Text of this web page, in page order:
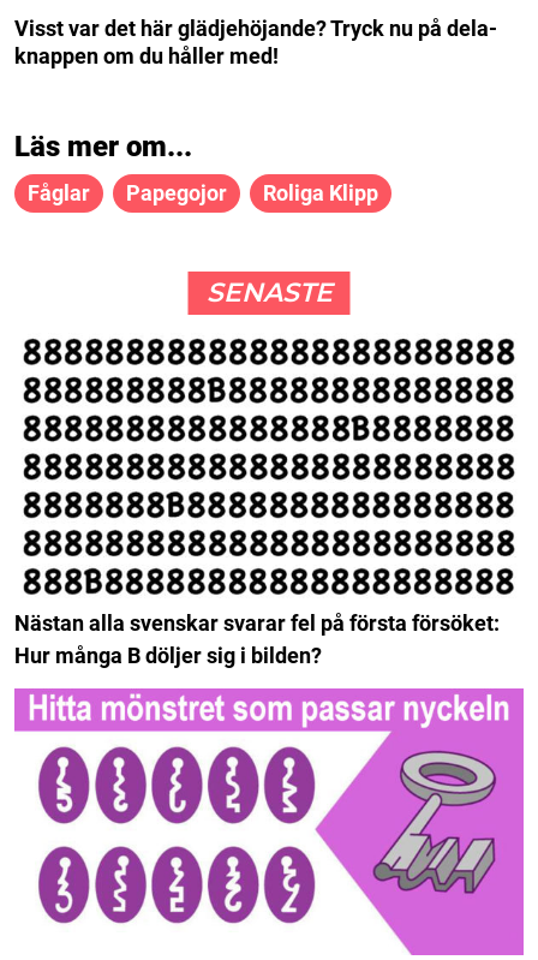
Visst var det här glädjehöjande? Tryck nu på dela-
knappen om du håller med!
Läs mer om...
Fåglar Papegojor Roliga Klipp
SENASTE
Nästan alla svenskar svarar fel på första försöket:
Hur många B döljer sig i bilden?